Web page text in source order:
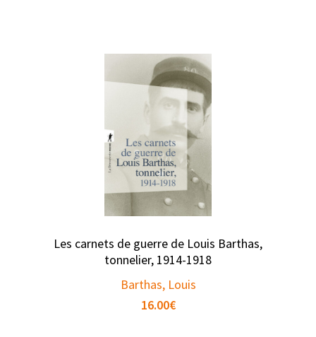
Les carnets de guerre de Louis Barthas,
tonnelier, 1914-1918
Barthas, Louis
16.00€